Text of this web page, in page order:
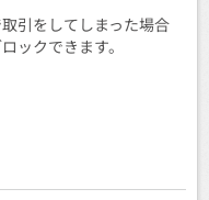
引をしてしまった場合
ックできます。